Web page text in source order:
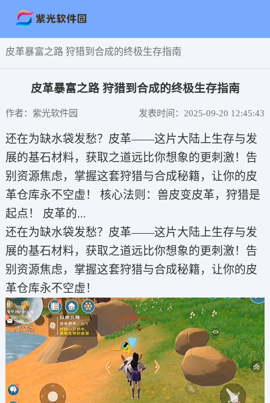
皮革暴富之路 狩猎到合成的终极生存指南
皮革暴富之路 狩猎到合成的终极生存指南
作者：紫光软件园 发表时间：2025-09-20 12:45:43
还在为缺水袋发愁？皮革——这片大陆上生存与发
展的基石材料，获取之道远比你想象的更刺激！告
别资源焦虑，掌握这套狩猎与合成秘籍，让你的皮
革仓库永不空虚！ 核心法则：兽皮变皮革，狩猎是
起点！ 皮革的...
还在为缺水袋发愁？皮革——这片大陆上生存与发
展的基石材料，获取之道远比你想象的更刺激！告
别资源焦虑，掌握这套狩猎与合成秘籍，让你的皮
革仓库永不空虚！